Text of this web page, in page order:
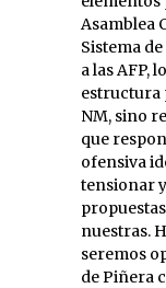
Asamblea
Sistema
a las AFP,
estructura
NM, sino
que
ofensiva
tensionar
nuestras.
seremos
de Piñera